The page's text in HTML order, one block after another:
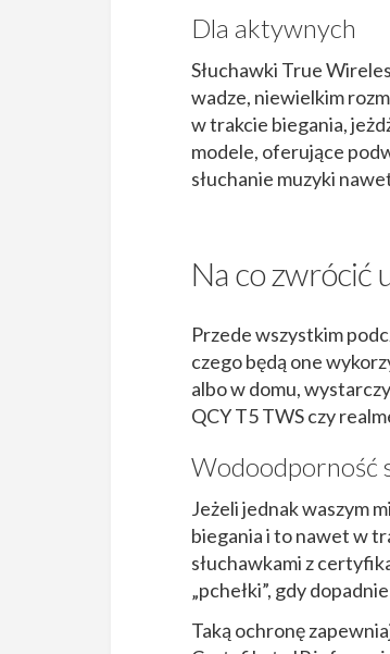
Dla aktywnych
Słuchawki True
wadze, niewielkim
w trakcie biegania,
modele, oferujące
słuchanie muzyki
Na co zwrócić
Przede wszystkim
czego będą one
albo w domu,
QCY T5 TWS czy
Wodoodporność
Jeżeli jednak waszym
biegania i to nawet w
słuchawkami z
„pchełki”, gdy
Taką ochronę